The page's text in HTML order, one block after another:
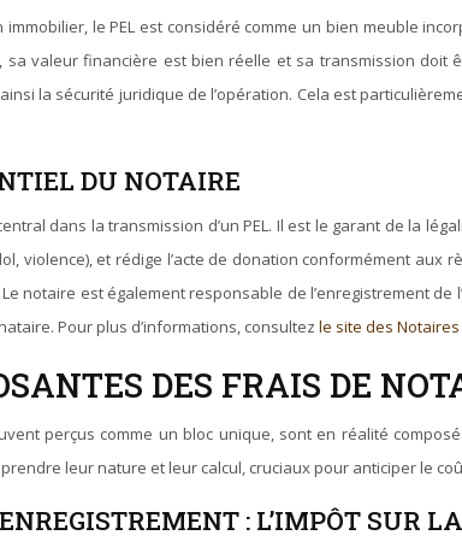
le PEL est considéré comme un bien meuble
sa valeur financière est bien réelle et sa transmission
la sécurité juridique de l’opération. Cela est
DU NOTAIRE
dans la transmission d’un PEL. Il est le garant de la
violence), et rédige l’acte de donation conformément
notaire est également responsable de l’enregistrement
Pour plus d’informations, consultez le site des Notaires
DES FRAIS DE
perçus comme un bloc unique, sont en réalité
leur nature et leur calcul, cruciaux pour anticiper le
: L’IMPÔT SUR